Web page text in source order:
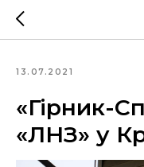
13.07.2021
«Гірник-
«ЛНЗ» у